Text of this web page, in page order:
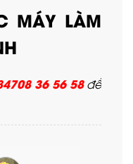
MÁY LÀM
36 56 58để